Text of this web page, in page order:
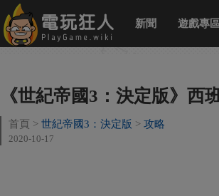
新聞 遊戲專區
《世紀帝國3：決定版》西
首頁 世紀帝國3：決定版 攻略
2020-10-17